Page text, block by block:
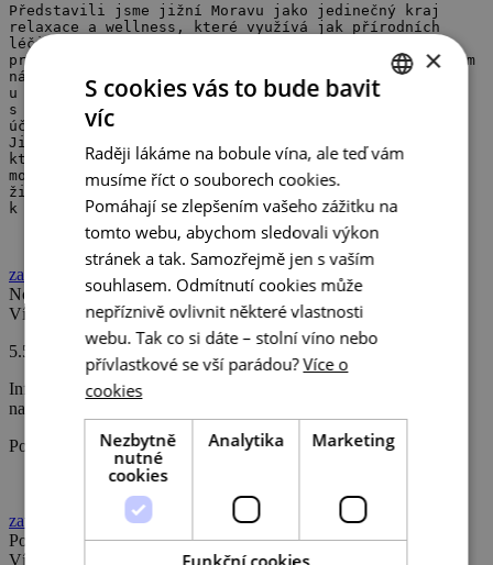
Představili jsme jižní Moravu jako jedinečný kraj
relaxace a wellness, které využívá jak přírodních
léčivých zdrojů – zejména zdejších jodobromových
pramenů, tak blahodárných účinků vína a slunce. Zájem
návštěvníků byl o ubytování, materiály o víně,
u seniorů většinou o lázeňství na JM spojenou
s cykloturistikou, vinařstvím a folklorem. Cílem
účasti v obchodních centrech bylo prezentovat region
Jižní Morava jako zajímavou a přitažlivou destinaci,
která je připravena nabídnout turistům pestrou škálu
možností trávení volného času a dovolené. Představit
živé prameny jižní Moravy – vodu a víno (nejen
k pití).
zavřít
Nová webová stránka Živých pramenů jižní Moravy
Více informací
5.5.2015
Informace o projektu a nabídce Živých pramenů jižní Moravy
naleznete nově i na webové stránce projektu.
Podívejte se na náš nový webzde.
zavřít
Pozvání k živým pramenům jižní Moravy
Více informací
ENGLISH
×
S cookies vás to bude bavit
víc
Raději lákáme na bobule vína, ale teď vám
musíme říct o souborech cookies.
Pomáhají se zlepšením vašeho zážitku na
tomto webu, abychom sledovali výkon
stránek a tak. Samozřejmě jen s vaším
souhlasem. Odmítnutí cookies může
nepříznivě ovlivnit některé vlastnosti
webu. Tak co si dáte – stolní víno nebo
přívlastkové se vší parádou? Více o
cookies
Nezbytně
nutné
cookies
Analytika Marketing
Funkční cookies